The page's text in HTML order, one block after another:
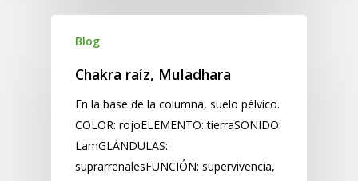
Blog
Chakra raíz, Muladhara
En la base de la columna, suelo pélvico.
COLOR: rojoELEMENTO: tierraSONIDO:
LamGLÁNDULAS:
suprarrenalesFUNCIÓN: supervivencia,